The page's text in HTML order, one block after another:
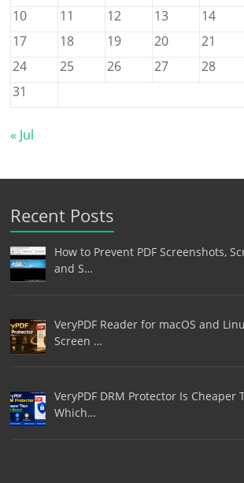
10
11 12 13 14
17
18 19 20 21
24
25 26 27 28
31
« Jul
Recent Posts
How to Prevent PDF Screenshots,
and S…
VeryPDF Reader for macOS and
Screen …
VeryPDF DRM Protector Is Cheaper
Which…